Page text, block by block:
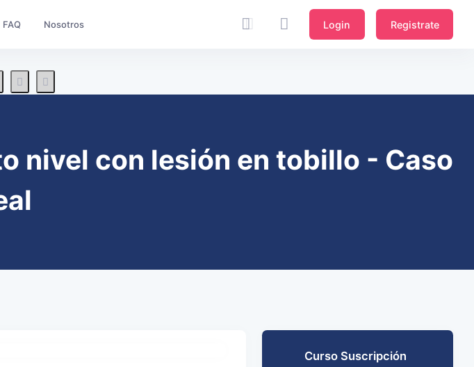
FAQ Nosotros Login Registrate
nivel con lesión en tobillo - Caso
Curso Suscripción